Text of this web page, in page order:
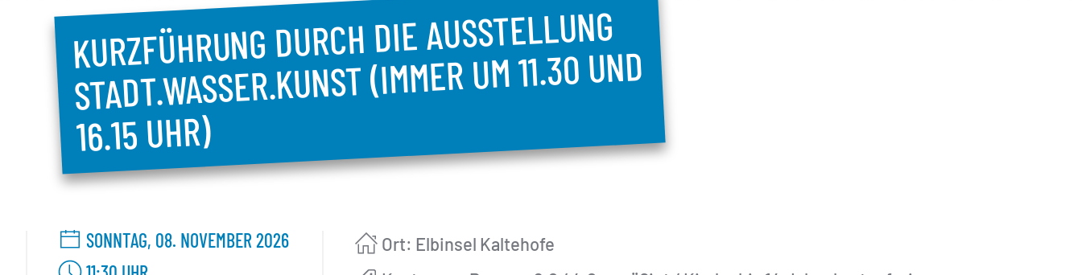
KURZFÜHRUNG DURCH DIE AUSSTELLUNG
STADT.WASSER.KUNST (IMMER UM 11.30 UND
16.15 UHR)
SONNTAG, 08. NOVEMBER 2026
Ort: Elbinsel Kaltehofe